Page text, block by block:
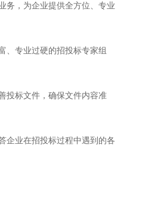
务，为企业提供全方位、专业
、专业过硬的招投标专家组
投标文件，确保文件内容准
企业在招投标过程中遇到的各